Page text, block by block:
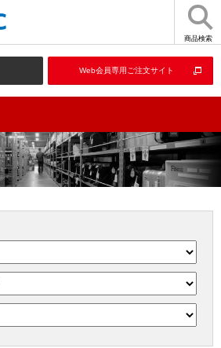
商品検索
Web会員専用ご注文サイト